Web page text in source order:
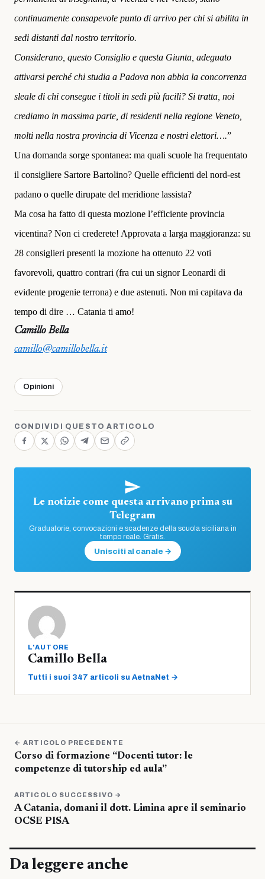
continuamente consapevole punto di arrivo per chi si abilita in
sedi distanti dal nostro territorio.
Considerano, questo Consiglio e questa Giunta, adeguato
attivarsi perché chi studia a Padova non abbia la concorrenza
sleale di chi consegue i titoli in sedi più facili? Si tratta, noi
crediamo in massima parte, di residenti nella regione Veneto,
molti nella nostra provincia di Vicenza e nostri elettori….”
Una domanda sorge spontanea: ma quali scuole ha frequentato
il consigliere Sartore Bartolino? Quelle efficienti del nord-est
padano o quelle dirupate del meridione lassista?
Ma cosa ha fatto di questa mozione l’efficiente provincia
vicentina? Non ci crederete! Approvata a larga maggioranza: su
28 consiglieri presenti la mozione ha ottenuto 22 voti
favorevoli, quattro contrari (fra cui un signor Leonardi di
evidente progenie terrona) e due astenuti. Non mi capitava da
tempo di dire … Catania ti amo!
Camillo Bella
camillo@camillobella.it
Opinioni
CONDIVIDI QUESTO ARTICOLO
Le notizie come questa arrivano prima su
Telegram
Graduatorie, convocazioni e scadenze della scuola siciliana in
tempo reale. Gratis.
Unisciti al canale →
L'AUTORE
Camillo Bella
Tutti i suoi 347 articoli su AetnaNet →
← ARTICOLO PRECEDENTE
Corso di formazione “Docenti tutor: le
competenze di tutorship ed aula”
ARTICOLO SUCCESSIVO →
A Catania, domani il dott. Limina apre il seminario
OCSE PISA
Da leggere anche